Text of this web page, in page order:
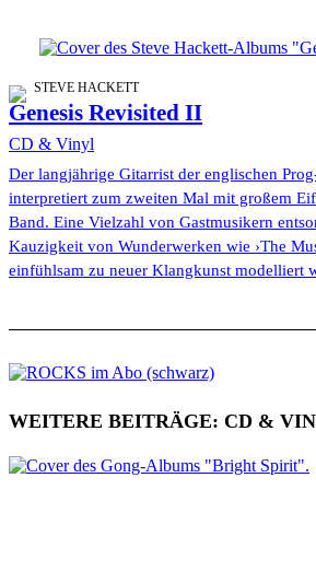
STEVE HACKETT
Genesis Revisited II
CD & Vinyl
Der langjährige Gitarrist der englischen
interpretiert zum zweiten Mal mit großem
Band. Eine Vielzahl von Gastmusikern
Kauzigkeit von Wunderwerken wie ›The
einfühlsam zu neuer Klangkunst modelliert
WEITERE BEITRÄGE: CD &